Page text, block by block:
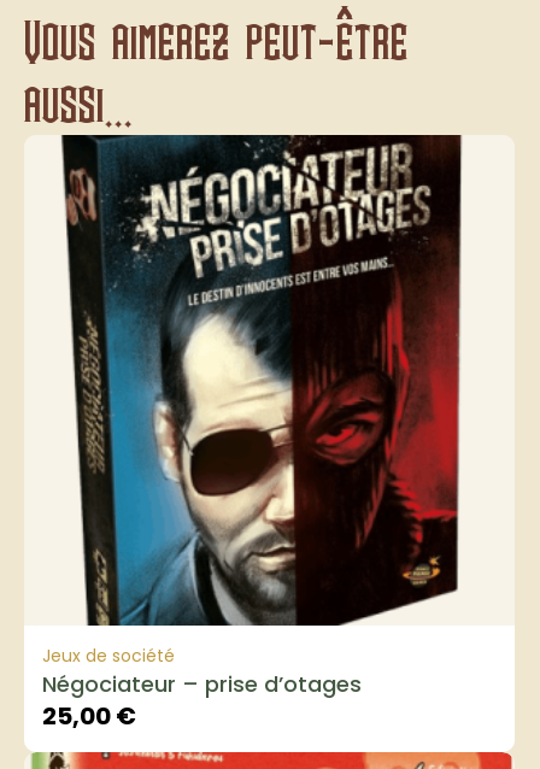
Vous aimerez peut-être
aussi...
Jeux de société
Négociateur – prise d’otages
25,00€